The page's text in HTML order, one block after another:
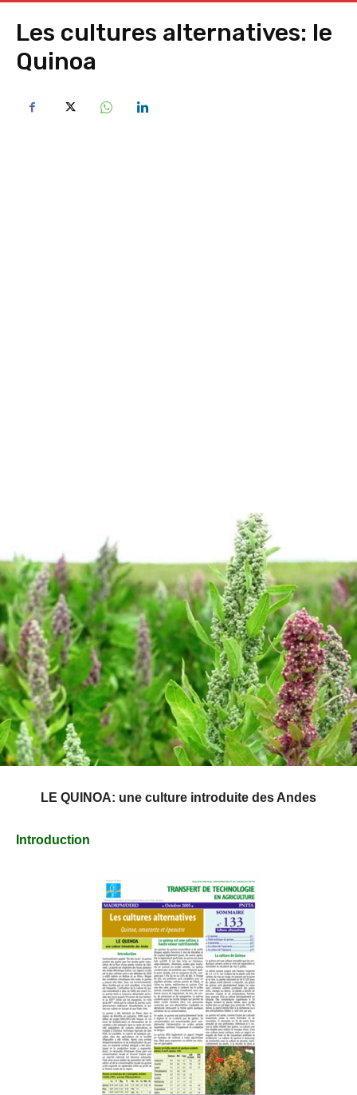
Les cultures alternatives: le
Quinoa
LE QUINOA: une culture introduite des Andes
Introduction